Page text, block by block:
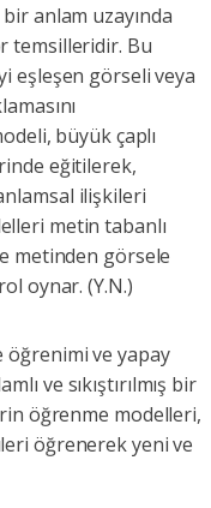
anlam uzayında
temsilleridir. Bu
eşleşen görseli veya
büyük çaplı
eğitilerek,
ilişkileri
metin tabanlı
metinden görsele
oynar. (Y.N.)
öğrenimi ve yapay
ve sıkıştırılmış bir
öğrenme modelleri,
öğrenerek yeni ve